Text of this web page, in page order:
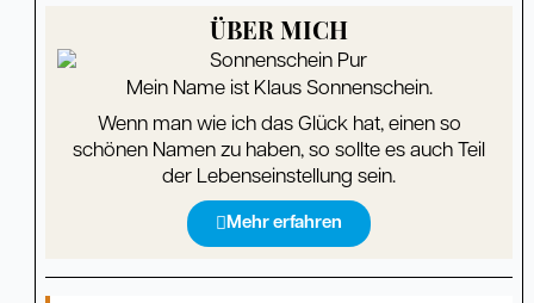
ÜBER MICH
Mein Name ist Klaus Sonnenschein.
Wenn man wie ich das Glück hat, einen so
schönen Namen zu haben, so sollte es auch Teil
der Lebenseinstellung sein.
Mehr erfahren